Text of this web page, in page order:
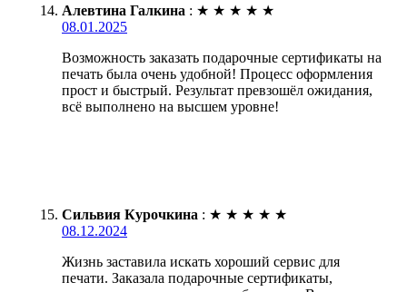
Алевтина Галкина : ★ ★ ★ ★ ★
08.01.2025
Возможность заказать подарочные сертификаты на
печать была очень удобной! Процесс оформления
прост и быстрый. Результат превзошёл ожидания,
всё выполнено на высшем уровне!
Сильвия Курочкина : ★ ★ ★ ★ ★
08.12.2024
Жизнь заставила искать хороший сервис для
печати. Заказала подарочные сертификаты,